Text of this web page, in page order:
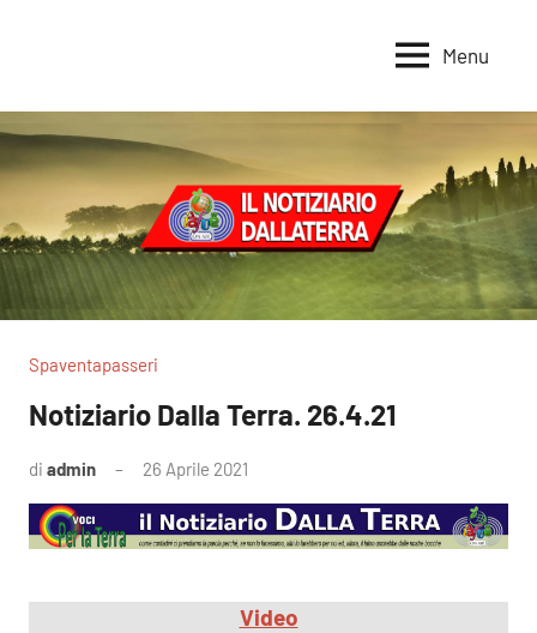
per
la
Terra
la
Sovranità
Alimentare
Menu
Spaventapasseri
Notiziario Dalla Terra. 26.4.21
di admin 26 Aprile 2021
commento
Video